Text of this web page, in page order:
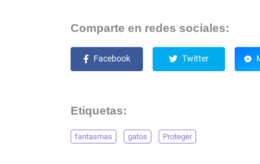
Comparte en redes sociales:
Facebook Twitter
Etiquetas:
fantasmas gatos Proteger